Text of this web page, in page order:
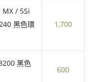
MX / 5Si
黑色環
1,700
黑色
600